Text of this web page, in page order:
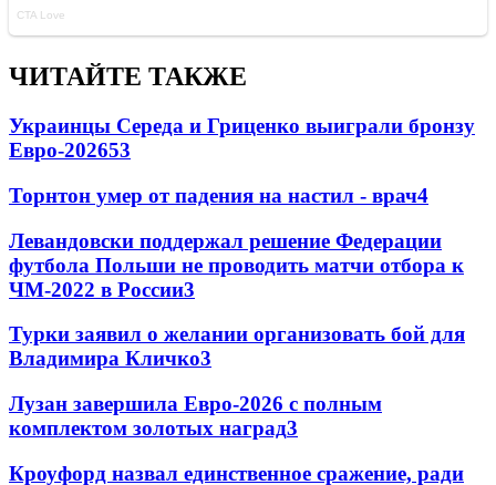
ЧИТАЙТЕ ТАКЖЕ
Украинцы Середа и Гриценко выиграли бронзу
Евро-202653
Торнтон умер от падения на настил - врач4
Левандовски поддержал решение Федерации
футбола Польши не проводить матчи отбора к
ЧМ-2022 в России3
Турки заявил о желании организовать бой для
Владимира Кличко3
Лузан завершила Евро-2026 с полным
комплектом золотых наград3
Кроуфорд назвал единственное сражение, ради